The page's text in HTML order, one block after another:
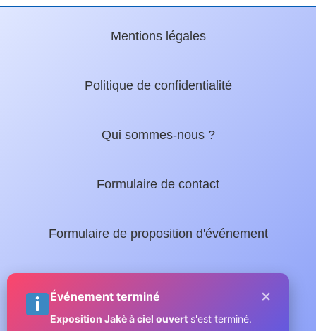
Mentions légales
Politique de confidentialité
Qui sommes-nous ?
Formulaire de contact
Formulaire de proposition d'événement
Guide complet de Sainte-Maxime
Événement terminé
Exposition Jakè à ciel ouvert s'est terminé.
×